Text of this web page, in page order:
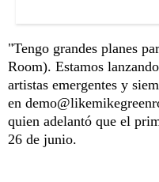
"Tengo grandes planes
Room). Estamos
artistas emergentes y
en
quien adelantó que el
26 de junio.